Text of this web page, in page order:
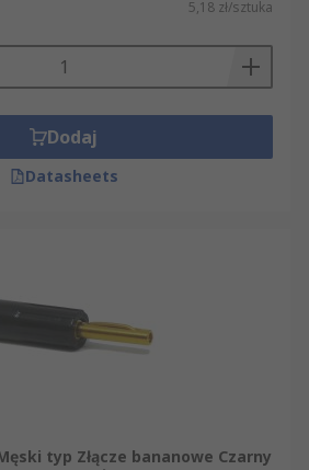
5,18 zł/sztuka
Dodaj
Datasheets
typ Złącze bananowe Czarny